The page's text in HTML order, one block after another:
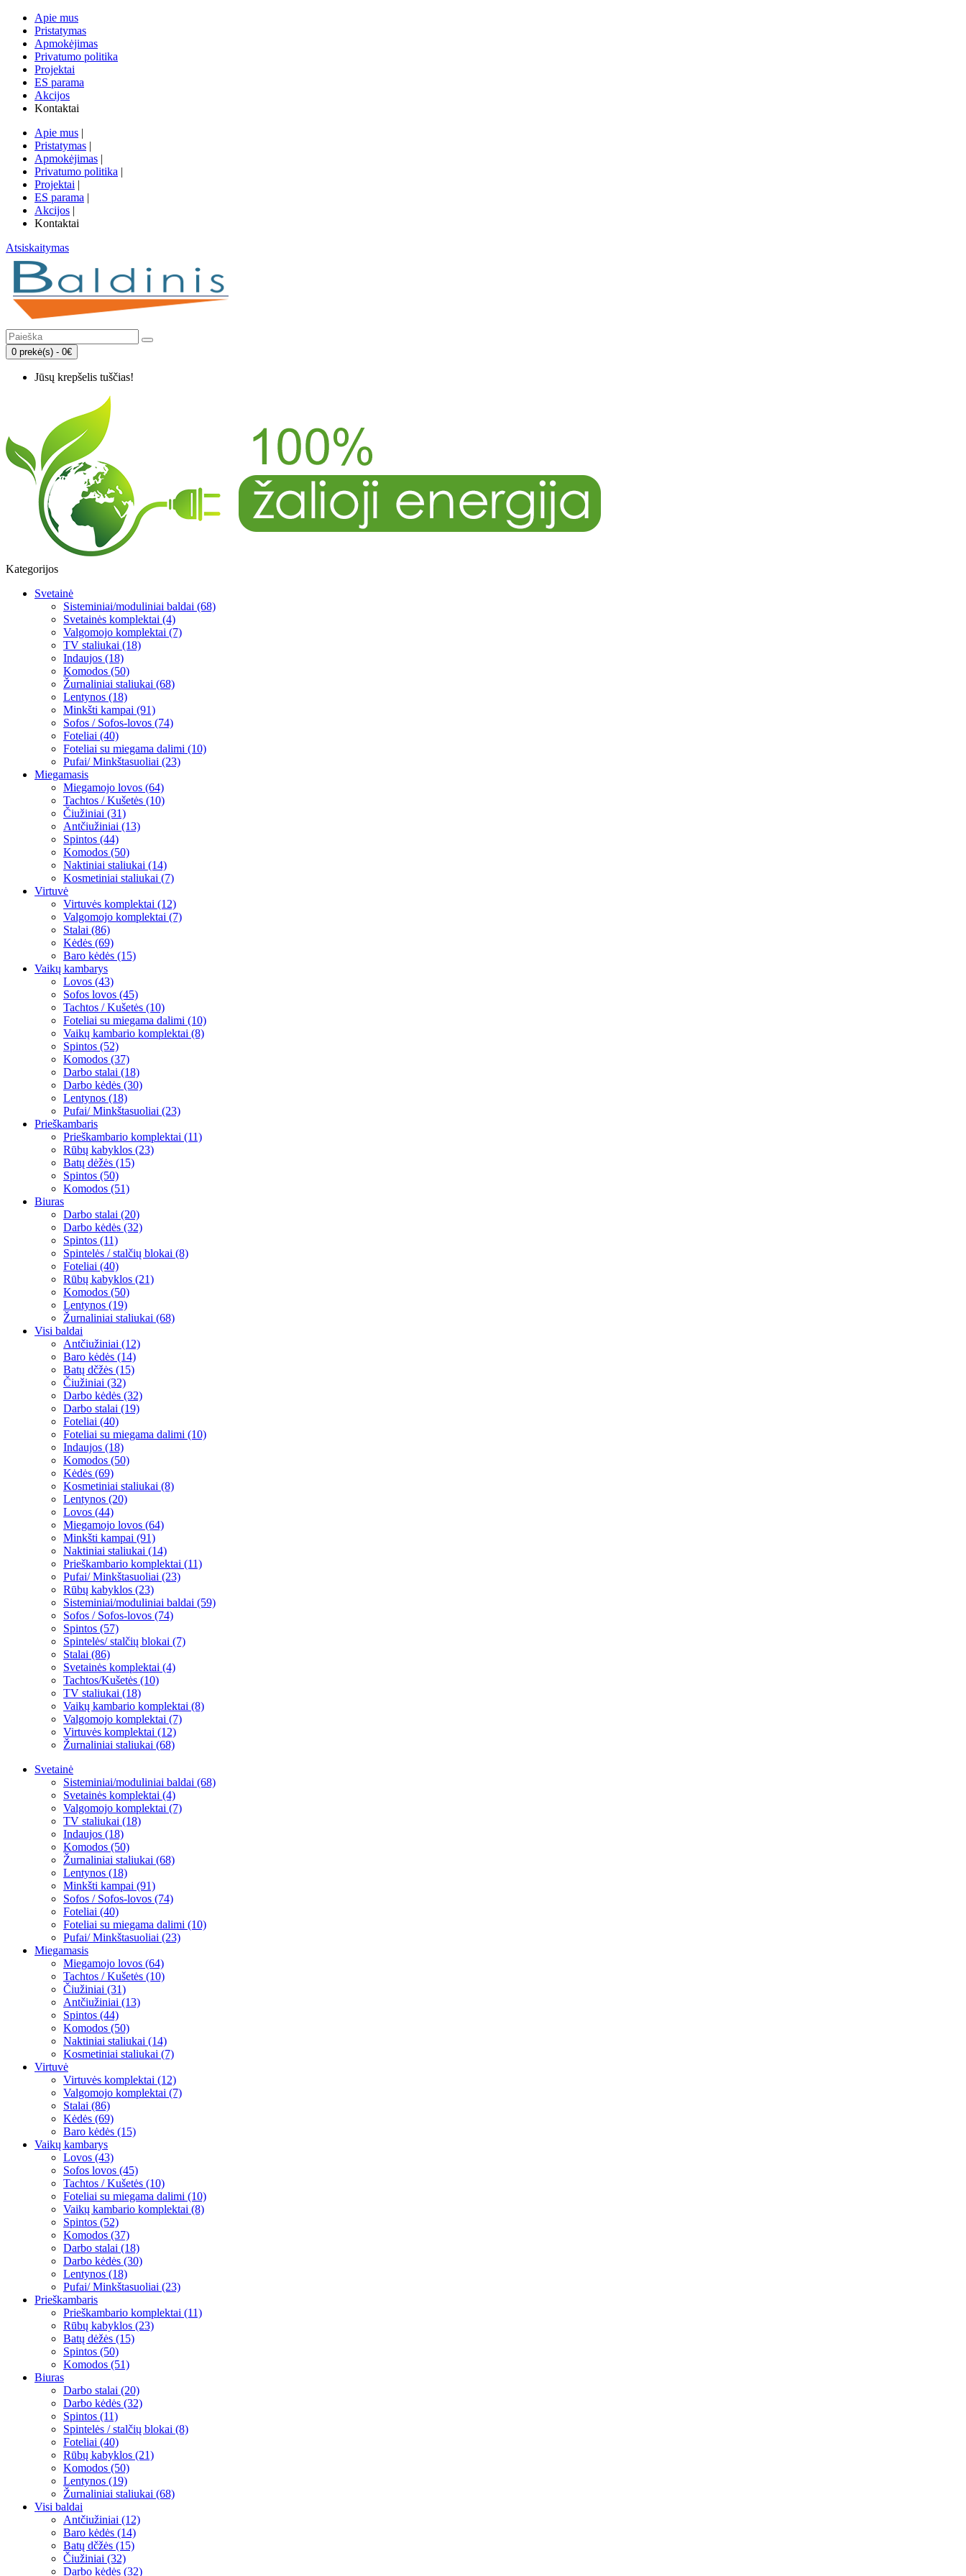
Apie mus
Pristatymas
Apmokėjimas
Privatumo politika
Projektai
ES parama
Akcijos
Kontaktai
Apie mus |
Pristatymas |
Apmokėjimas |
Privatumo politika |
Projektai |
ES parama |
Akcijos |
Kontaktai
Atsiskaitymas
0 prekė(s) - 0€
Jūsų krepšelis tuščias!
Kategorijos
Svetainė
Sisteminiai/moduliniai baldai (68)
Svetainės komplektai (4)
Valgomojo komplektai (7)
TV staliukai (18)
Indaujos (18)
Komodos (50)
Žurnaliniai staliukai (68)
Lentynos (18)
Minkšti kampai (91)
Sofos / Sofos-lovos (74)
Foteliai (40)
Foteliai su miegama dalimi (10)
Pufai/ Minkštasuoliai (23)
Miegamasis
Miegamojo lovos (64)
Tachtos / Kušetės (10)
Čiužiniai (31)
Antčiužiniai (13)
Spintos (44)
Komodos (50)
Naktiniai staliukai (14)
Kosmetiniai staliukai (7)
Virtuvė
Virtuvės komplektai (12)
Valgomojo komplektai (7)
Stalai (86)
Kėdės (69)
Baro kėdės (15)
Vaikų kambarys
Lovos (43)
Sofos lovos (45)
Tachtos / Kušetės (10)
Foteliai su miegama dalimi (10)
Vaikų kambario komplektai (8)
Spintos (52)
Komodos (37)
Darbo stalai (18)
Darbo kėdės (30)
Lentynos (18)
Pufai/ Minkštasuoliai (23)
Prieškambaris
Prieškambario komplektai (11)
Rūbų kabyklos (23)
Batų dėžės (15)
Spintos (50)
Komodos (51)
Biuras
Darbo stalai (20)
Darbo kėdės (32)
Spintos (11)
Spintelės / stalčių blokai (8)
Foteliai (40)
Rūbų kabyklos (21)
Komodos (50)
Lentynos (19)
Žurnaliniai staliukai (68)
Visi baldai
Antčiužiniai (12)
Baro kėdės (14)
Batų dčžės (15)
Čiužiniai (32)
Darbo kėdės (32)
Darbo stalai (19)
Foteliai (40)
Foteliai su miegama dalimi (10)
Indaujos (18)
Komodos (50)
Kėdės (69)
Kosmetiniai staliukai (8)
Lentynos (20)
Lovos (44)
Miegamojo lovos (64)
Minkšti kampai (91)
Naktiniai staliukai (14)
Prieškambario komplektai (11)
Pufai/ Minkštasuoliai (23)
Rūbų kabyklos (23)
Sisteminiai/moduliniai baldai (59)
Sofos / Sofos-lovos (74)
Spintos (57)
Spintelės/ stalčių blokai (7)
Stalai (86)
Svetainės komplektai (4)
Tachtos/Kušetės (10)
TV staliukai (18)
Vaikų kambario komplektai (8)
Valgomojo komplektai (7)
Virtuvės komplektai (12)
Žurnaliniai staliukai (68)
Svetainė
Sisteminiai/moduliniai baldai (68)
Svetainės komplektai (4)
Valgomojo komplektai (7)
TV staliukai (18)
Indaujos (18)
Komodos (50)
Žurnaliniai staliukai (68)
Lentynos (18)
Minkšti kampai (91)
Sofos / Sofos-lovos (74)
Foteliai (40)
Foteliai su miegama dalimi (10)
Pufai/ Minkštasuoliai (23)
Miegamasis
Miegamojo lovos (64)
Tachtos / Kušetės (10)
Čiužiniai (31)
Antčiužiniai (13)
Spintos (44)
Komodos (50)
Naktiniai staliukai (14)
Kosmetiniai staliukai (7)
Virtuvė
Virtuvės komplektai (12)
Valgomojo komplektai (7)
Stalai (86)
Kėdės (69)
Baro kėdės (15)
Vaikų kambarys
Lovos (43)
Sofos lovos (45)
Tachtos / Kušetės (10)
Foteliai su miegama dalimi (10)
Vaikų kambario komplektai (8)
Spintos (52)
Komodos (37)
Darbo stalai (18)
Darbo kėdės (30)
Lentynos (18)
Pufai/ Minkštasuoliai (23)
Prieškambaris
Prieškambario komplektai (11)
Rūbų kabyklos (23)
Batų dėžės (15)
Spintos (50)
Komodos (51)
Biuras
Darbo stalai (20)
Darbo kėdės (32)
Spintos (11)
Spintelės / stalčių blokai (8)
Foteliai (40)
Rūbų kabyklos (21)
Komodos (50)
Lentynos (19)
Žurnaliniai staliukai (68)
Visi baldai
Antčiužiniai (12)
Baro kėdės (14)
Batų dčžės (15)
Čiužiniai (32)
Darbo kėdės (32)